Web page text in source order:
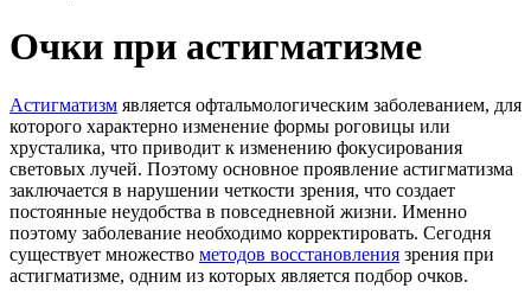
Очки при астигматизме
Астигматизм является офтальмологическим заболеванием, для
которого характерно изменение формы роговицы или
хрусталика, что приводит к изменению фокусирования
световых лучей. Поэтому основное проявление астигматизма
заключается в нарушении четкости зрения, что создает
постоянные неудобства в повседневной жизни. Именно
поэтому заболевание необходимо корректировать. Сегодня
существует множество методов восстановления зрения при
астигматизме, одним из которых является подбор очков.